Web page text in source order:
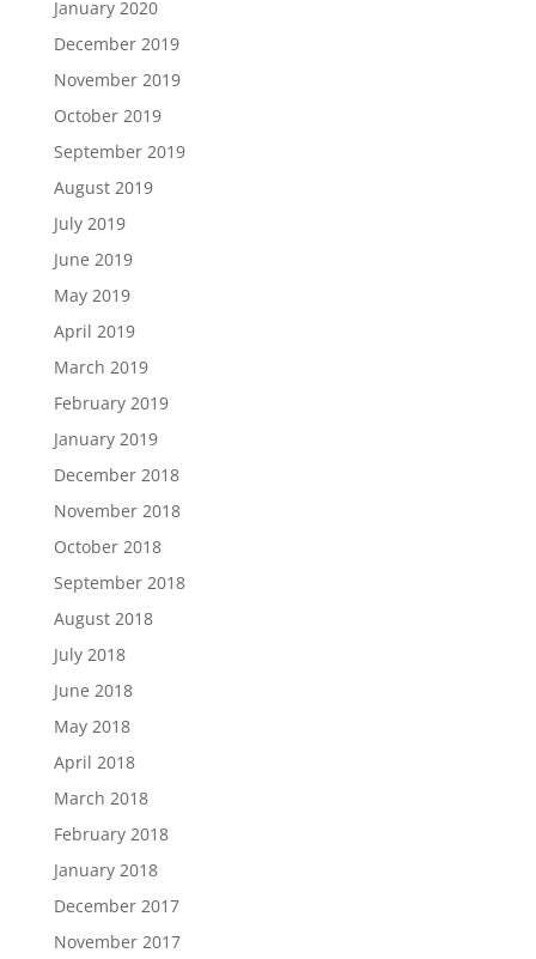
January 2020
December 2019
November 2019
October 2019
September 2019
August 2019
July 2019
June 2019
May 2019
April 2019
March 2019
February 2019
January 2019
December 2018
November 2018
October 2018
September 2018
August 2018
July 2018
June 2018
May 2018
April 2018
March 2018
February 2018
January 2018
December 2017
November 2017